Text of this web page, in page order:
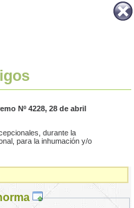
Nº 4228, 28 de abril
durante la
para la inhumación y/o